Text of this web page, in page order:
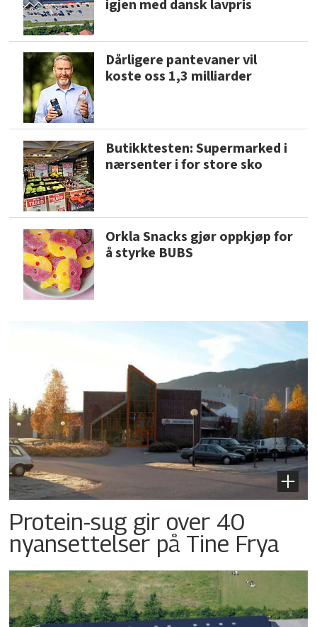
igjen med dansk lavpris
Dårligere pantevaner vil
koste oss 1,3 milliarder
Butikktesten: Supermarked i
nærsenter i for store sko
Orkla Snacks gjør oppkjøp for
å styrke BUBS
Protein-sug gir over 40
nyansettelser på Tine Frya